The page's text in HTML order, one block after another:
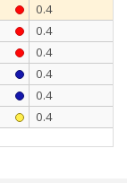
0.4
0.4
0.4
0.4
0.4
0.4